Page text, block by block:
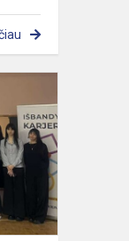
–
PUIKI
GALIMYBĖ
KURTI
ATEITIES